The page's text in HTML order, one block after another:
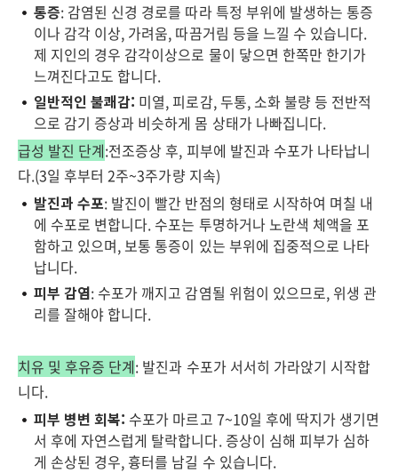
통증: 감염된 신경 경로를 따라 특정 부위에 발생하는 통증
이나 감각 이상, 가려움, 따끔거림 등을 느낄 수 있습니다.
제 지인의 경우 감각이상으로 물이 닿으면 한쪽만 한기가
느껴진다고도 합니다.
일반적인 불쾌감: 미열, 피로감, 두통, 소화 불량 등 전반적
으로 감기 증상과 비슷하게 몸 상태가 나빠집니다.
급성 발진 단계:전조증상 후, 피부에 발진과 수포가 나타납니
다.(3일 후부터 2주~3주가량 지속)
발진과 수포: 발진이 빨간 반점의 형태로 시작하여 며칠 내
에 수포로 변합니다. 수포는 투명하거나 노란색 체액을 포
함하고 있으며, 보통 통증이 있는 부위에 집중적으로 나타
납니다.
피부 감염: 수포가 깨지고 감염될 위험이 있으므로, 위생 관
리를 잘해야 합니다.
치유 및 후유증 단계: 발진과 수포가 서서히 가라앉기 시작합
니다.
피부 병변 회복: 수포가 마르고 7~10일 후에 딱지가 생기면
서 후에 자연스럽게 탈락합니다. 증상이 심해 피부가 심하
게 손상된 경우, 흉터를 남길 수 있습니다.